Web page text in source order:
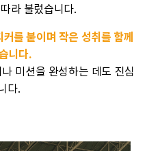
라 불렀습니다.
를 붙이며 작은 성취를 함께
니다.
미션을 완성하는 데도 진심
다.